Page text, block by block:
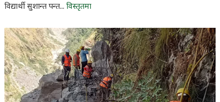
विद्यार्थी सुशान्त पन्त... विस्तृतमा